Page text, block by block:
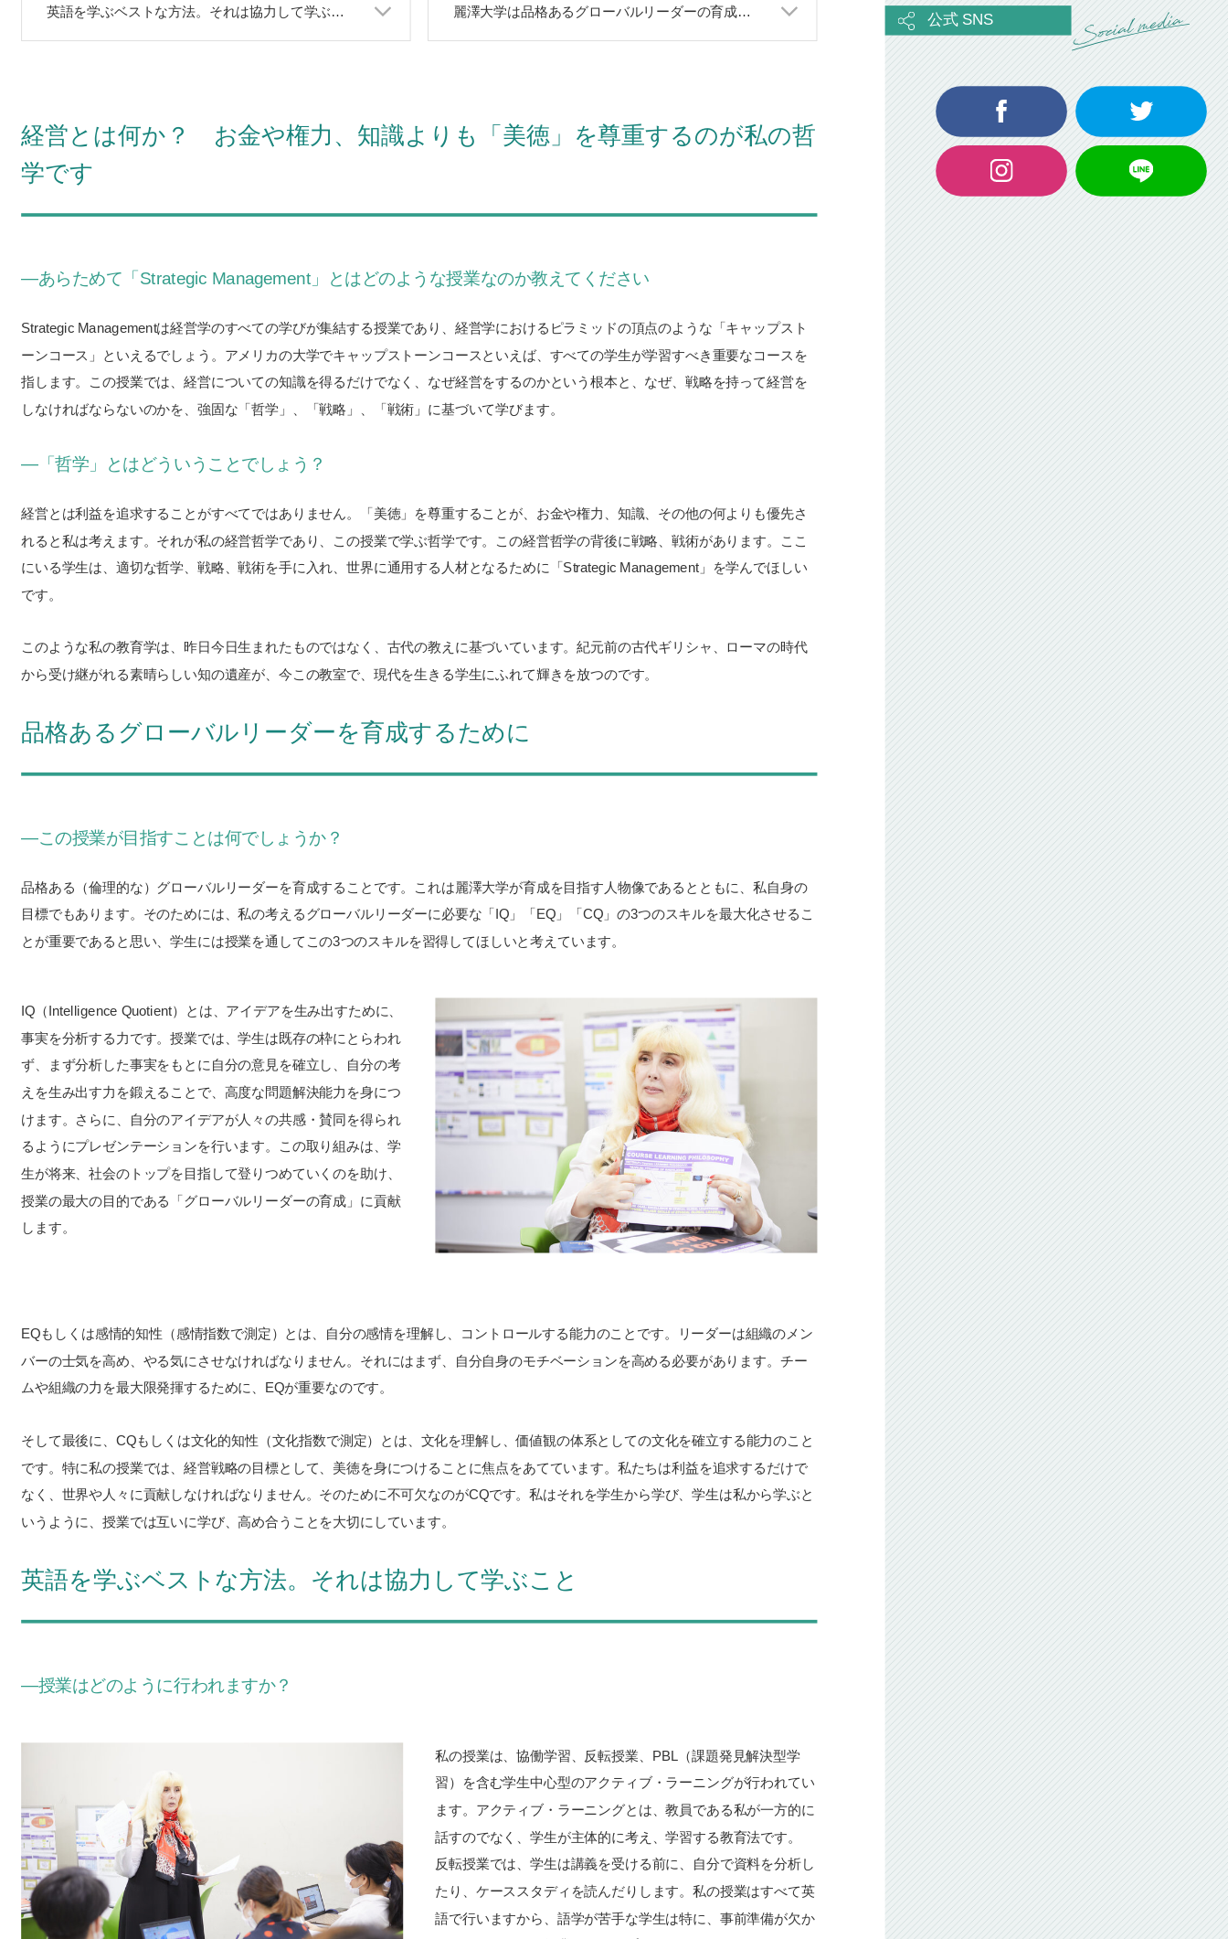
英語を学ぶベストな方法。それは協力して学ぶこと 麗澤大学は品格あるグローバルリーダーの育成において世界最高の大学
経営とは何か？ お金や権力、知識よりも「美徳」を尊重するのが私の哲
学です
―あらためて「Strategic Management」とはどのような授業なのか教えてください
Strategic Managementは経営学のすべての学びが集結する授業であり、経営学におけるピラミッドの頂点のような「キャップスト
ーンコース」といえるでしょう。アメリカの大学でキャップストーンコースといえば、すべての学生が学習すべき重要なコースを
指します。この授業では、経営についての知識を得るだけでなく、なぜ経営をするのかという根本と、なぜ、戦略を持って経営を
しなければならないのかを、強固な「哲学」、「戦略」、「戦術」に基づいて学びます。
―「哲学」とはどういうことでしょう？
経営とは利益を追求することがすべてではありません。「美徳」を尊重することが、お金や権力、知識、その他の何よりも優先さ
れると私は考えます。それが私の経営哲学であり、この授業で学ぶ哲学です。この経営哲学の背後に戦略、戦術があります。ここ
にいる学生は、適切な哲学、戦略、戦術を手に入れ、世界に通用する人材となるために「Strategic Management」を学んでほしい
です。
このような私の教育学は、昨日今日生まれたものではなく、古代の教えに基づいています。紀元前の古代ギリシャ、ローマの時代
から受け継がれる素晴らしい知の遺産が、今この教室で、現代を生きる学生にふれて輝きを放つのです。
品格あるグローバルリーダーを育成するために
―この授業が目指すことは何でしょうか？
品格ある（倫理的な）グローバルリーダーを育成することです。これは麗澤大学が育成を目指す人物像であるとともに、私自身の
目標でもあります。そのためには、私の考えるグローバルリーダーに必要な「IQ」「EQ」「CQ」の3つのスキルを最大化させるこ
とが重要であると思い、学生には授業を通してこの3つのスキルを習得してほしいと考えています。
IQ（Intelligence Quotient）とは、アイデアを生み出すために、
事実を分析する力です。授業では、学生は既存の枠にとらわれ
ず、まず分析した事実をもとに自分の意見を確立し、自分の考
えを生み出す力を鍛えることで、高度な問題解決能力を身につ
けます。さらに、自分のアイデアが人々の共感・賛同を得られ
るようにプレゼンテーションを行います。この取り組みは、学
生が将来、社会のトップを目指して登りつめていくのを助け、
授業の最大の目的である「グローバルリーダーの育成」に貢献
します。
EQもしくは感情的知性（感情指数で測定）とは、自分の感情を理解し、コントロールする能力のことです。リーダーは組織のメン
バーの士気を高め、やる気にさせなければなりません。それにはまず、自分自身のモチベーションを高める必要があります。チー
ムや組織の力を最大限発揮するために、EQが重要なのです。
そして最後に、CQもしくは文化的知性（文化指数で測定）とは、文化を理解し、価値観の体系としての文化を確立する能力のこと
です。特に私の授業では、経営戦略の目標として、美徳を身につけることに焦点をあてています。私たちは利益を追求するだけで
なく、世界や人々に貢献しなければなりません。そのために不可欠なのがCQです。私はそれを学生から学び、学生は私から学ぶと
いうように、授業では互いに学び、高め合うことを大切にしています。
英語を学ぶベストな方法。それは協力して学ぶこと
―授業はどのように行われますか？
私の授業は、協働学習、反転授業、PBL（課題発見解決型学
習）を含む学生中心型のアクティブ・ラーニングが行われてい
ます。アクティブ・ラーニングとは、教員である私が一方的に
話すのでなく、学生が主体的に考え、学習する教育法です。
反転授業では、学生は講義を受ける前に、自分で資料を分析し
たり、ケーススタディを読んだりします。私の授業はすべて英
語で行いますから、語学が苦手な学生は特に、事前準備が欠か
公式 SNS